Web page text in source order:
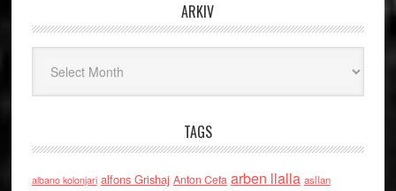
ARKIV
TAGS
albano kolonjari alfons Grishaj Anton Cefa arben llalla asllan